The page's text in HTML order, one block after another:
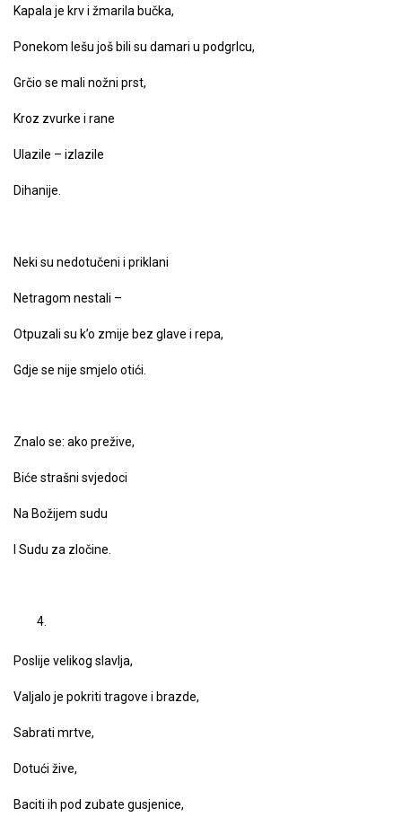
Kapala je krv i žmarila bučka,
Ponekom lešu još bili su damari u podgrlcu,
Grčio se mali nožni prst,
Kroz zvurke i rane
Ulazile – izlazile
Dihanije.
Neki su nedotučeni i priklani
Netragom nestali –
Otpuzali su k’o zmije bez glave i repa,
Gdje se nije smjelo otići.
Znalo se: ako prežive,
Biće strašni svjedoci
Na Božijem sudu
I Sudu za zločine.
Poslije velikog slavlja,
Valjalo je pokriti tragove i brazde,
Sabrati mrtve,
Dotući žive,
Baciti ih pod zubate gusjenice,